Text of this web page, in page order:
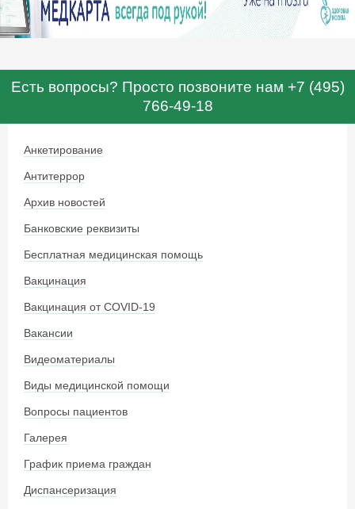
Есть вопросы? Просто позвоните нам +7 (495)
766-49-18
Анкетирование
Антитеррор
Архив новостей
Банковские реквизиты
Бесплатная медицинская помощь
Вакцинация
Вакцинация от COVID-19
Вакансии
Видеоматериалы
Виды медицинской помощи
Вопросы пациентов
Галерея
График приема граждан
Диспансеризация